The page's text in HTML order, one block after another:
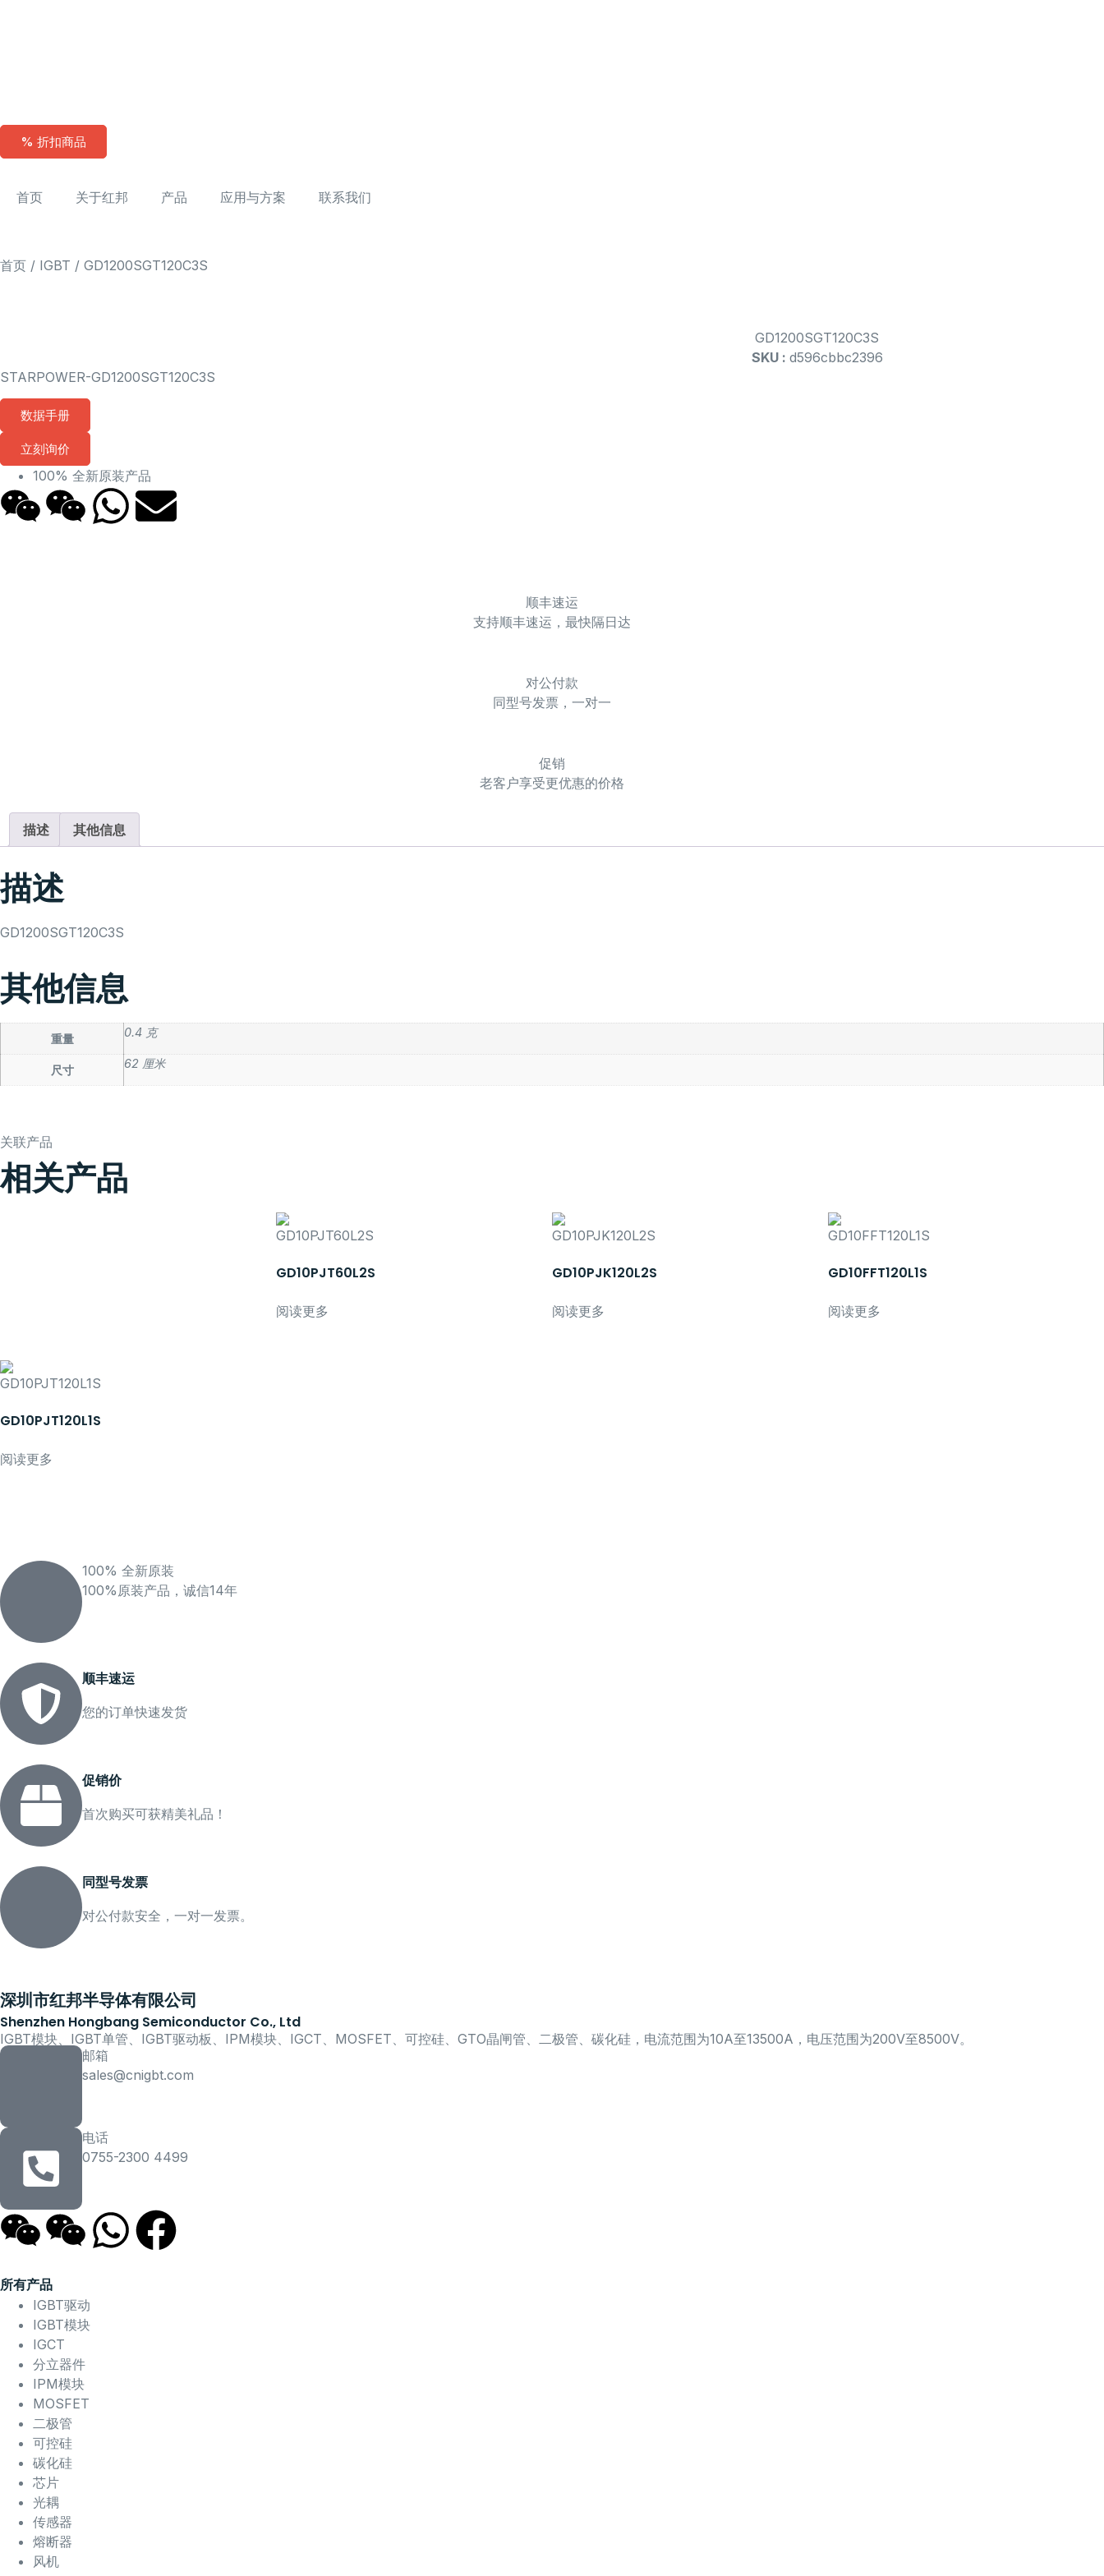
% 折扣商品
首页 关于红邦 产品 应用与方案 联系我们
首页 / IGBT / GD1200SGT120C3S
GD1200SGT120C3S
SKU : d596cbbc2396
STARPOWER-GD1200SGT120C3S
数据手册
立刻询价
100% 全新原装产品
顺丰速运
支持顺丰速运，最快隔日达
对公付款
同型号发票，一对一
促销
老客户享受更优惠的价格
描述 其他信息
描述
GD1200SGT120C3S
其他信息
重量 0.4 克
尺寸 62 厘米
关联产品
相关产品
GD10PJT60L2S
阅读更多
GD10PJK120L2S
阅读更多
GD10FFT120L1S
阅读更多
GD10PJT120L1S
阅读更多
100% 全新原装
100%原装产品，诚信14年
顺丰速运
您的订单快速发货
促销价
首次购买可获精美礼品！
同型号发票
对公付款安全，一对一发票。
深圳市红邦半导体有限公司
Shenzhen Hongbang Semiconductor Co., Ltd
IGBT模块、IGBT单管、IGBT驱动板、IPM模块、IGCT、MOSFET、可控硅、GTO晶闸管、二极管、碳化硅，电流范围为10A至13500A，电压范围为200V至8500V。
邮箱
sales@cnigbt.com
电话
0755-2300 4499
所有产品
IGBT驱动
IGBT模块
IGCT
分立器件
IPM模块
MOSFET
二极管
可控硅
碳化硅
芯片
光耦
传感器
熔断器
风机